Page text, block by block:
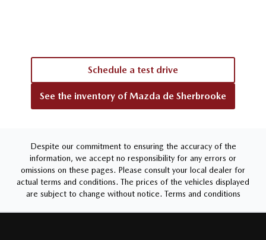
Schedule a test drive
See the inventory of Mazda de Sherbrooke
Despite our commitment to ensuring the accuracy of the
information, we accept no responsibility for any errors or
omissions on these pages. Please consult your local dealer for
actual terms and conditions. The prices of the vehicles displayed
are subject to change without notice. Terms and conditions